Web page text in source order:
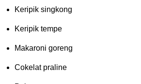
Keripik singkong
Keripik tempe
Makaroni goreng
Cokelat praline